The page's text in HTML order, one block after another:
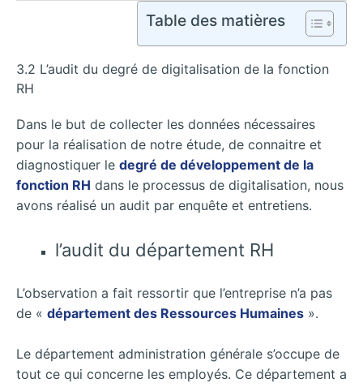
Table des matières
3.2 L’audit du degré de digitalisation de la fonction
RH
Dans le but de collecter les données nécessaires
pour la réalisation de notre étude, de connaitre et
diagnostiquer le degré de développement de la
fonction RH dans le processus de digitalisation, nous
avons réalisé un audit par enquête et entretiens.
l’audit du département RH
L’observation a fait ressortir que l’entreprise n’a pas
de « département des Ressources Humaines ».
Le département administration générale s’occupe de
tout ce qui concerne les employés. Ce département a